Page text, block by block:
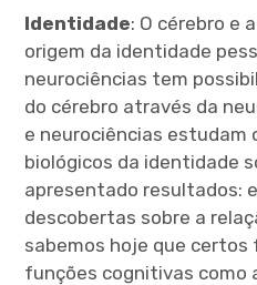
Glossário de Psicologia
Psicologia – Biografias
Identidade: O cérebro e
origem da identidade
neurociências tem
do cérebro através da
e neurociências estudam
biológicos da identidade
apresentado resultados:
descobertas sobre a
sabemos hoje que
funções cognitivas como